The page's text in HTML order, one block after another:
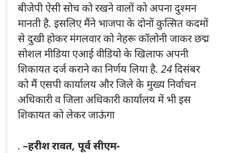
बीजेपी ऐसी सोच को रखने वालों को अपना दुश्मन
मानती है. इसलिए मैंने भाजपा के दोनों कुत्सित कदमों
से दुखी होकर मंगलवार को नेहरू कॉलोनी जाकर छद्म
सोशल मीडिया एआई वीडियो के खिलाफ अपनी
शिकायत दर्ज कराने का निर्णय लिया है. 24दिसंबर
को मैं एसपी कार्यालय और जिले के मुख्य निर्वाचन
अधिकारी व जिला अधिकारी कार्यालय में भी इस
शिकायत को लेकर जाऊंगा
. –हरीश रावत, पूर्व सीएम-